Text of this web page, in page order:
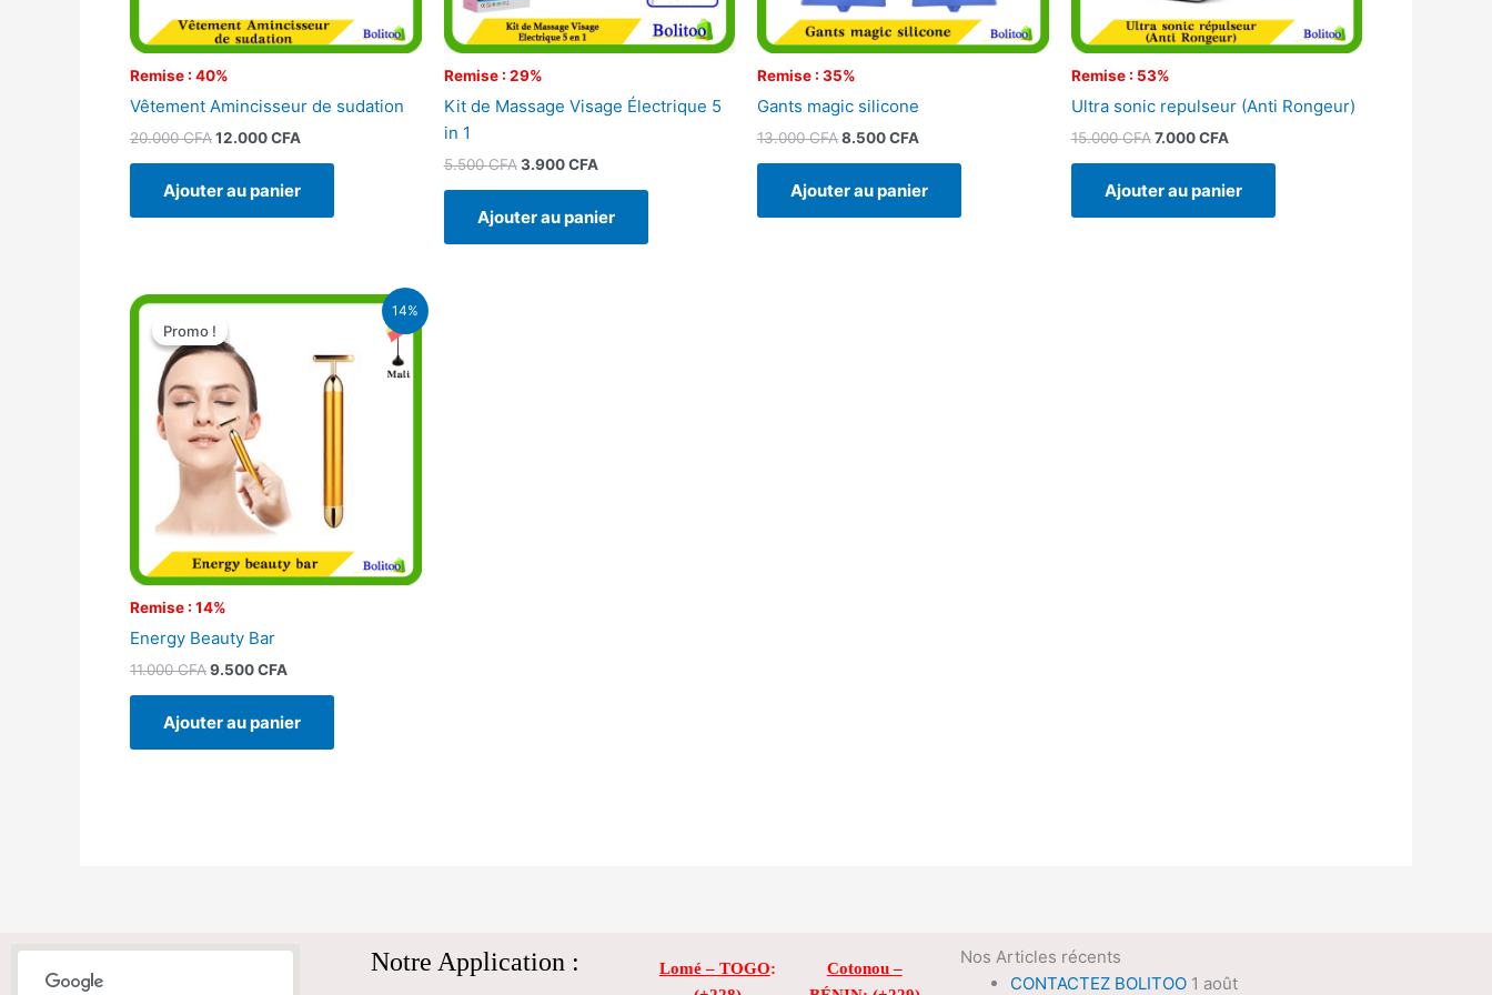
Remise : 40%
Vêtement Amincisseur de sudation
20.000CFA12.000CFA
Ajouter au panier
Remise : 29%
Kit de Massage Visage Électrique 5
in 1
5.500CFA 3.900CFA
Ajouter au panier
Remise : 35%
Gants magic silicone
13.000CFA8.500CFA
Ajouter au panier
Remise : 53%
Ultra sonic repulseur (Anti Rongeur)
15.000CFA 7.000CFA
Ajouter au panier
14%
Promo !
Remise : 14%
Promo !
Energy Beauty Bar
11.000CFA
Le
initial
était :
11.000 CFA.
9.500CFA
Le
est :
9.500 CFA.
Ajouter au panier
Notre Application : Lomé – TOGO:
Cotonou –
Nos Articles récents
CONTACTEZ BOLITOO 1 août